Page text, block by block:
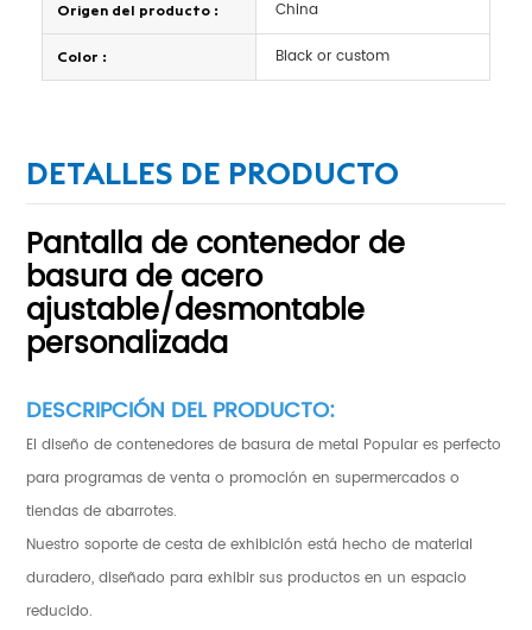
Origen del producto : China
Color : Black or custom
DETALLES DE PRODUCTO
Pantalla de contenedor de
basura de acero
ajustable/desmontable
personalizada
DESCRIPCIÓN DEL PRODUCTO:
El diseño de contenedores de basura de metal Popular es perfecto
para programas de venta o promoción en supermercados o
tiendas de abarrotes.
Nuestro soporte de cesta de exhibición está hecho de material
duradero, diseñado para exhibir sus productos en un espacio
reducido.